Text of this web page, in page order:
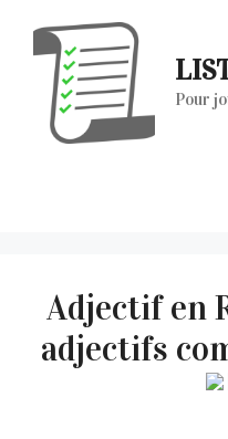
contenu
Pour
Adjectif en
adjectifs